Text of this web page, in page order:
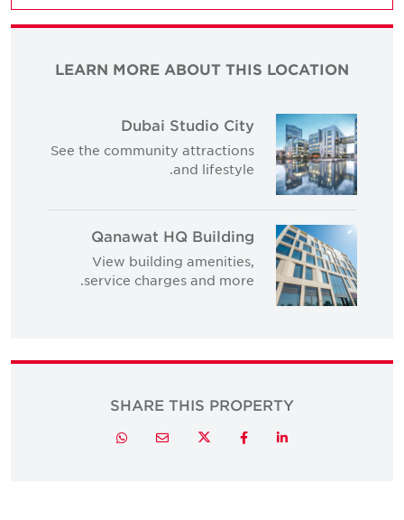
LEARN MORE ABOUT THIS LOCATION
Dubai Studio City
See the community attractions
and lifestyle.
Qanawat HQ Building
View building amenities,
service charges and more.
SHARE THIS PROPERTY
LinkedIn
Facebook
Twitter
Email
Whatsapp